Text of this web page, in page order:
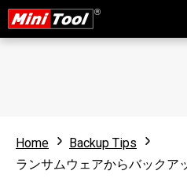
Home
Backup Tips
ランサムウェアからバックア